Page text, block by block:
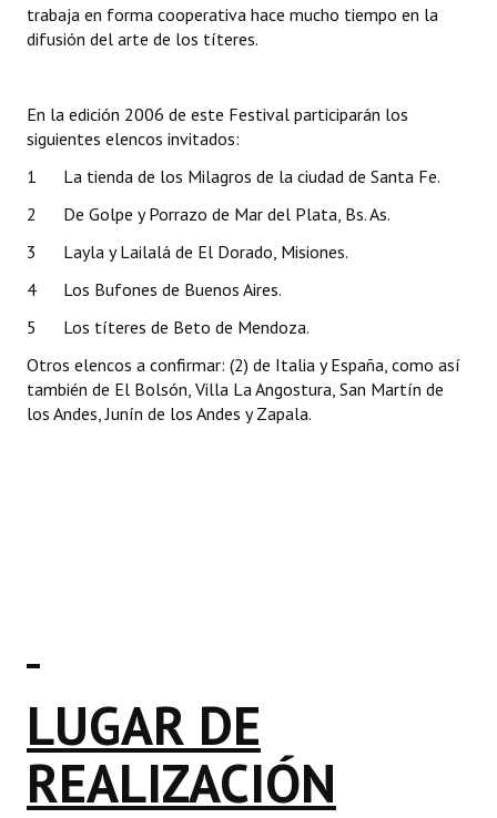
trabaja en forma cooperativa hace mucho tiempo en la
difusión del arte de los títeres.
En la edición 2006 de este Festival participarán los
siguientes elencos invitados:
1 La tienda de los Milagros de la ciudad de Santa Fe.
2 De Golpe y Porrazo de Mar del Plata, Bs. As.
3 Layla y Lailalá de El Dorado, Misiones.
4 Los Bufones de Buenos Aires.
5 Los títeres de Beto de Mendoza.
Otros elencos a confirmar: (2) de Italia y España, como así
también de El Bolsón, Villa La Angostura, San Martín de
los Andes, Junín de los Andes y Zapala.
LUGAR DE
REALIZACIÓN